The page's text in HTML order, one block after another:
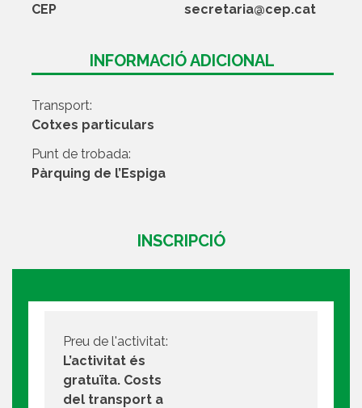
CEP secretaria@cep.cat
INFORMACIÓ ADICIONAL
Transport:
Cotxes particulars
Punt de trobada:
Pàrquing de l’Espiga
INSCRIPCIÓ
Preu de l'activitat:
L’activitat és
gratuïta. Costs
del transport a